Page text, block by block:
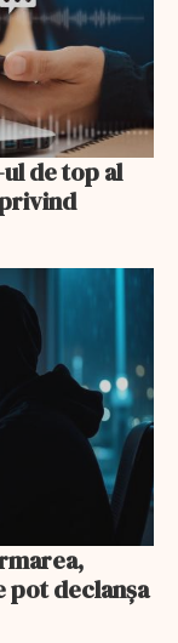
de top al
declanşa